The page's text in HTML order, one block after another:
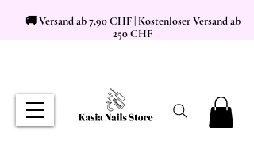
🚚 Versand ab 7,90 CHF | Kostenloser Versand ab
250 CHF